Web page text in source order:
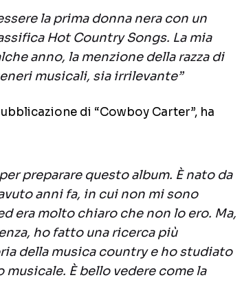
la prima donna nera con un
Hot Country Songs. La mia
anno, la menzione della razza di
musicali, sia irrilevante”
di “Cowboy Carter”, ha
preparare questo album. È nato da
anni fa, in cui non mi sono
era molto chiaro che non lo ero. Ma,
ho fatto una ricerca più
della musica country e ho studiato
È bello vedere come la